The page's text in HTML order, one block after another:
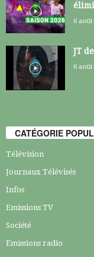
6 août
JT
6 août
CATÉGORIE
Télévision
Journaux Télévisés
Infos
Emissions TV
Société
Emissions radio